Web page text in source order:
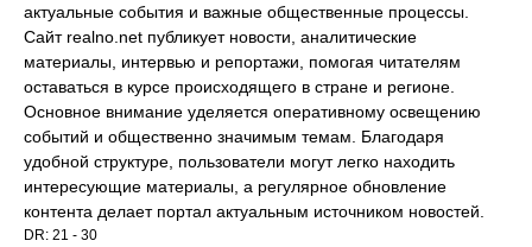
актуальные события и важные общественные процессы.
Сайт realno.net публикует новости, аналитические
материалы, интервью и репортажи, помогая читателям
оставаться в курсе происходящего в стране и регионе.
Основное внимание уделяется оперативному освещению
событий и общественно значимым темам. Благодаря
удобной структуре, пользователи могут легко находить
интересующие материалы, а регулярное обновление
контента делает портал актуальным источником новостей.
DR: 21 - 30